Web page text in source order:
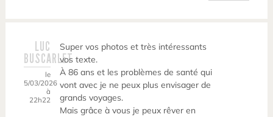
LUC
BUSCARLET
le
5/03/2026
à
22h22
Super vos photos et très intéressants
vos texte.
À 86 ans et les problèmes de santé qui
vont avec je ne peux plus envisager de
grands voyages.
Mais grâce à vous je peux rêver en